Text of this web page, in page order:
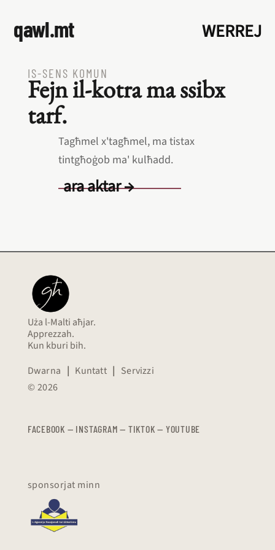
qawl.mt WERREJ
IS‑SENS KOMUN
Fejn il‑kotra ma ssibx
tarf.
Tagħmel x'tagħmel, ma tistax
tintgħoġob ma' kulħadd.
ara aktar →
Uża l-Malti aħjar.
Apprezzah.
Kun kburi bih.
Dwarna | Kuntatt | Servizzi
© 2026
FACEBOOK — INSTAGRAM — TIKTOK — YOUTUBE
sponsorjat minn